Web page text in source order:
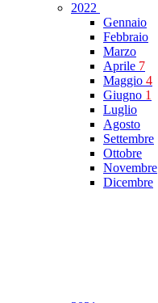
2022
Gennaio
Febbraio
Marzo
Aprile 7
Maggio 4
Giugno 1
Luglio
Agosto
Settembre
Ottobre
Novembre
Dicembre